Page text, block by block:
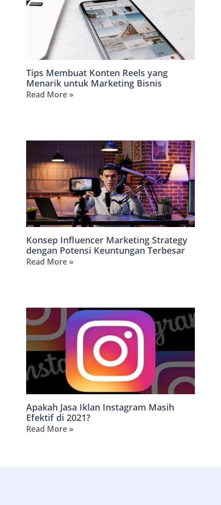
Tips Membuat Konten Reels yang
Menarik untuk Marketing Bisnis
Read More »
Konsep Influencer Marketing Strategy
dengan Potensi Keuntungan Terbesar
Read More »
Apakah Jasa Iklan Instagram Masih
Efektif di 2021?
Read More »